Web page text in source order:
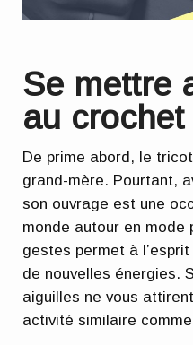
Se mettre
au crochet
De prime abord, le
grand-mère. Pourtant,
son ouvrage est une
monde autour en mode
gestes permet à
de nouvelles énergies.
aiguilles ne vous
activité similaire